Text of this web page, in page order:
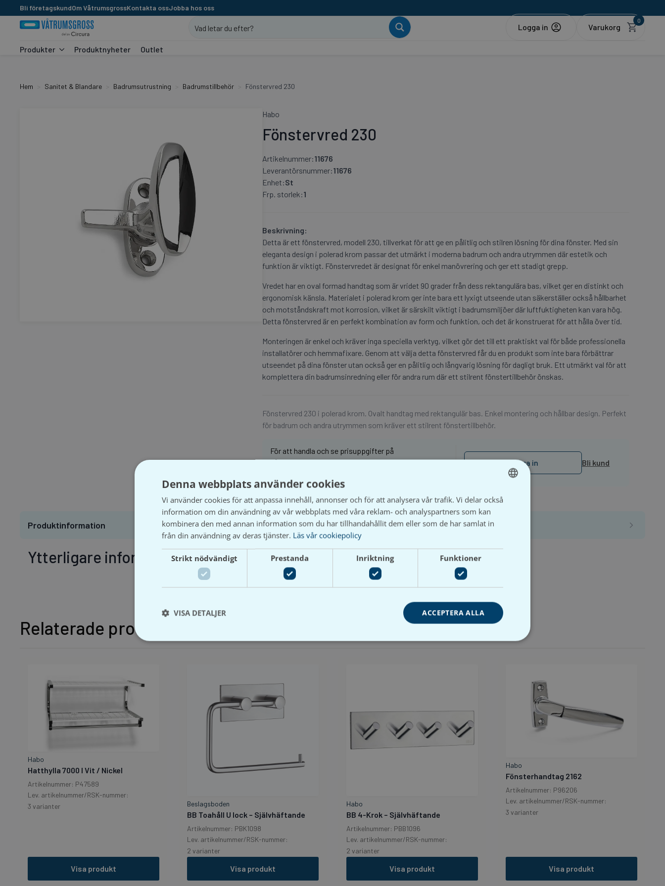
Bli företagskundOm VåtrumsgrossKontakta ossJobba hos oss
Logga in
0
Produkter Produktnyheter Outlet
Hem Sanitet & Blandare Badrumsutrustning Badrumstillbehör Fönstervred 230
Habo
Fönstervred 230
Artikelnummer:11676
Leverantörsnummer:11676
Enhet:St
Frp. storlek:1
Beskrivning:
Detta är ett fönstervred, modell 230, tillverkat för att ge en pålitlig och stilren lösning för dina fönster. Med sin
eleganta design i polerad krom passar det utmärkt i moderna badrum och andra utrymmen där estetik och
funktion är viktigt. Fönstervredet är designat för enkel manövrering och ger ett stadigt grepp.
Vredet har en oval formad handtag som är vridet 90 grader från dess rektangulära bas, vilket ger en distinkt och
ergonomisk känsla. Materialet i polerad krom ger inte bara ett lyxigt utseende utan säkerställer också hållbarhet
och motståndskraft mot korrosion, vilket är särskilt viktigt i badrumsmiljöer där luftfuktigheten kan vara hög.
Detta fönstervred är en perfekt kombination av form och funktion, och det är konstruerat för att hålla över tid.
Monteringen är enkel och kräver inga speciella verktyg, vilket gör det till ett praktiskt val för både professionella
installatörer och hemmafixare. Genom att välja detta fönstervred får du en produkt som inte bara förbättrar
utseendet på dina fönster utan också ger en pålitlig och långvarig lösning för dagligt bruk. Ett utmärkt val för att
komplettera din badrumsinredning eller för andra rum där ett stilrent fönstertillbehör önskas.
Fönstervred 230 i polerad krom. Ovalt handtag med rektangulär bas. Enkel montering och hållbar design. Perfekt
för badrum och andra utrymmen som kräver ett stilrent fönstertillbehör.
För att handla och se prisuppgifter på
Våtrumsgross behöver du ha ett registrerat företag
Logga in Bli kund
Produktinformation
Ytterligare information
Relaterade produkter
Habo
Hatthylla 7000 l Vit / Nickel
Artikelnummer: P47589
Lev. artikelnummer/RSK-nummer:
3 varianter
Visa produkt
Beslagsboden
BB Toahåll U lock – Självhäftande
Artikelnummer: PBK1098
Lev. artikelnummer/RSK-nummer:
2 varianter
Visa produkt
Habo
BB 4-Krok – Självhäftande
Artikelnummer: PBB1096
Lev. artikelnummer/RSK-nummer:
2 varianter
Visa produkt
Habo
Fönsterhandtag 2162
Artikelnummer: P96206
Lev. artikelnummer/RSK-nummer:
3 varianter
Visa produkt
SWEDISH
SVENSKA
Denna webbplats använder cookies
Vi använder cookies för att anpassa innehåll, annonser och för att analysera vår trafik. Vi delar också
information om din användning av vår webbplats med våra reklam- och analyspartners som kan
kombinera den med annan information som du har tillhandahållit dem eller som de har samlat in
från din användning av deras tjänster. Läs vår cookiepolicy
Strikt nödvändigt Prestanda Inriktning Funktioner
ACCEPTERA ALLA
VISA DETALJER